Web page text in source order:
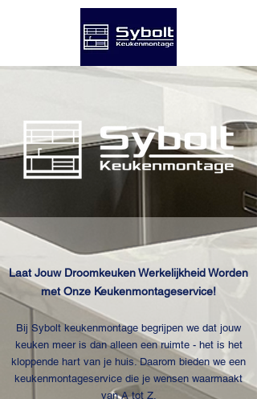
Laat Jouw Droomkeuken Werkelijkheid Worden
met Onze Keukenmontageservice!
Bi j Sybolt keukenmontage begrijpen we dat jouw
keuken meer is dan alleen een ruimte - het is het
kloppende hart van je huis. Daarom bieden we een
keukenmontageservice die je wensen waarmaakt
van A tot Z.